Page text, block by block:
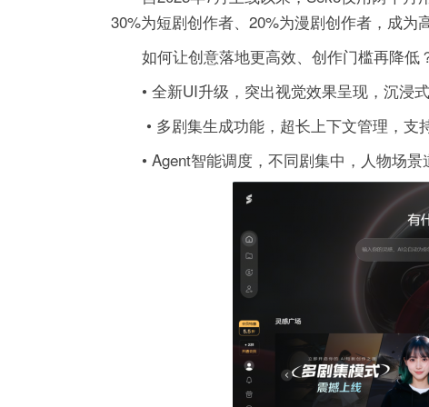
30%为短剧创作者、20%为漫剧创作者，成为
如何让创意落地更高效、创作门槛再降低
• 全新UI升级，突出视觉效果呈现，沉浸
• 多剧集生成功能，超长上下文管理，支
• Agent智能调度，不同剧集中，人物场